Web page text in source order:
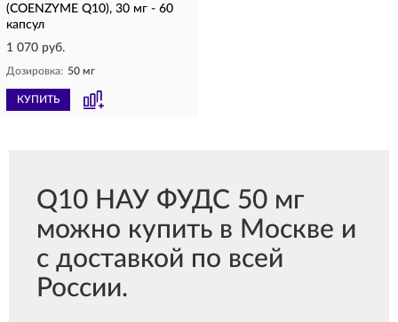
(COENZYME Q10), 30 мг - 60
капсул
1 070 руб.
Дозировка: 50 мг
КУПИТЬ
Q10 НАУ ФУДС 50 мг
можно купить в Москве и
с доставкой по всей
России.